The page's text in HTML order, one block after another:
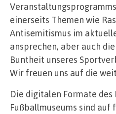
einerseits Themen wie
Antisemitismus im
ansprechen, aber auch
Buntheit unseres
Wir freuen uns auf die
Die digitalen Formate des
Fußballmuseums sind auf